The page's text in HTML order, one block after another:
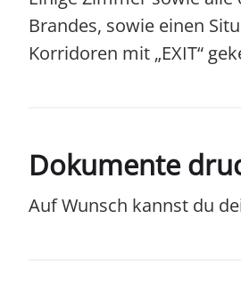
Brandes, sowie einen
Korridoren mit „EXIT“
Dokumente
Auf Wunsch kannst du